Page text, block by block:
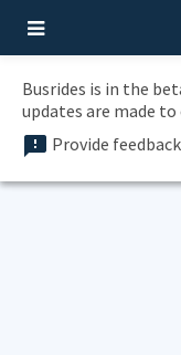
Busrides is in the
updates are made to
Provide feedback